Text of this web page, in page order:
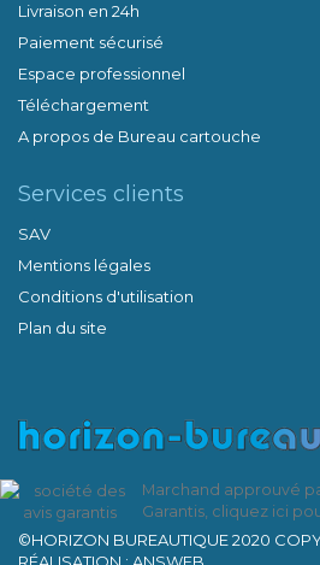
Livraison en 24h
Paiement sécurisé
Espace professionnel
Téléchargement
A propos de Bureau cartouche
Services clients
SAV
Mentions légales
Conditions d'utilisation
Plan du site
Marchand approuvé
Garantis, cliquez ici
©HORIZON BUREAUTIQUE 2020